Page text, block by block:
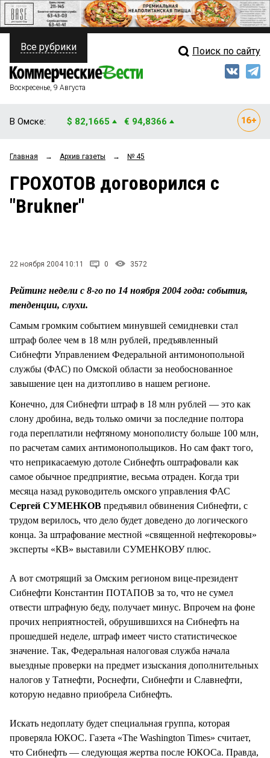
ПОЛИТИКА
ФИНАНСЫ
ОБЩЕСТВО
ЗАКОН
СТИЛЬ ЖИЗНИ
Свежий выпуск
Рейтинги
Все рубрики Поиск по сайту
Воскресенье, 9 Августа
В Омске: $ 82,1665 € 94,8366
Главная → Архив газеты → № 45
ГРОХОТОВ договорился с
"Brukner"
22 ноября 2004 10:11 0 3572
Рейтинг недели с 8-го по 14 ноября 2004 года: события,
тенденции, слухи.
Самым громким событием минувшей семидневки стал
штраф более чем в 18 млн рублей, предъявленный
Сибнефти Управлением Федеральной антимонопольной
службы (ФАС) по Омской области за необоснованное
завышение цен на дизтопливо в нашем регионе.
Конечно, для Сибнефти штраф в 18 млн рублей — это как
слону дробина, ведь только омичи за последние полтора
года переплатили нефтяному монополисту больше 100 млн,
по расчетам самих антимонопольщиков. Но сам факт того,
что неприкасаемую дотоле Сибнефть оштрафовали как
самое обычное предприятие, весьма отраден. Когда три
месяца назад руководитель омского управления ФАС
Сергей СУМЕНКОВ предъявил обвинения Сибнефти, с
трудом верилось, что дело будет доведено до логического
конца. За штрафование местной «священной нефтекоровы»
эксперты «КВ» выставили СУМЕНКОВУ плюс.
А вот смотрящий за Омским регионом вице-президент
Сибнефти Константин ПОТАПОВ за то, что не сумел
отвести штрафную беду, получает минус. Впрочем на фоне
прочих неприятностей, обрушившихся на Сибнефть на
прошедшей неделе, штраф имеет чисто статистическое
значение. Так, Федеральная налоговая служба начала
выездные проверки на предмет изыскания дополнительных
налогов у Татнефти, Роснефти, Сибнефти и Славнефти,
которую недавно приобрела Сибнефть.
Искать недоплату будет специальная группа, которая
проверяла ЮКОС. Газета «The Washington Times» считает,
что Сибнефть — следующая жертва после ЮКОСа. Правда,